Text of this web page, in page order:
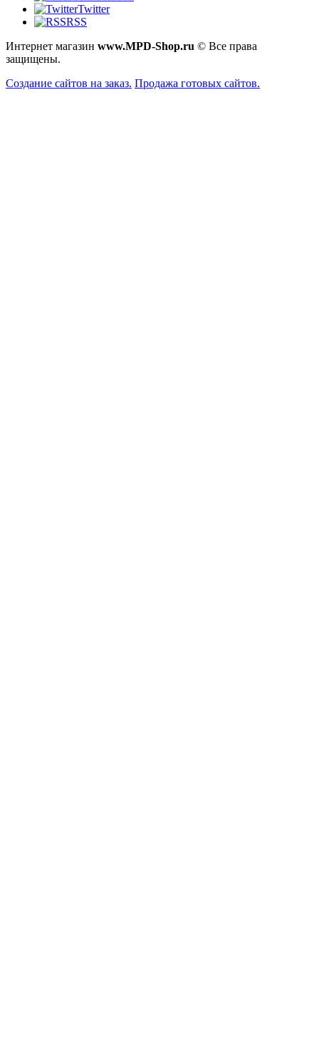
Twitter
RSS
Интернет магазин www.MPD-Shop.ru © Все права
защищены.
Создание сайтов на заказ. Продажа готовых сайтов.